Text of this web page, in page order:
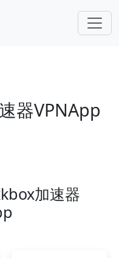
器VPNApp
加速器